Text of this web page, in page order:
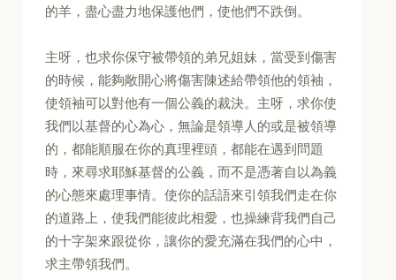
的羊，盡心盡力地保護他們，使他們不跌倒。
主呀，也求你保守被帶領的弟兄姐妹，當受到傷害
的時候，能夠敞開心將傷害陳述給帶領他的領袖，
使領袖可以對他有一個公義的裁決。主呀，求你使
我們以基督的心為心，無論是領導人的或是被領導
的，都能順服在你的真理裡頭，都能在遇到問題
時，來尋求耶穌基督的公義，而不是憑著自以為義
的心態來處理事情。使你的話語來引領我們走在你
的道路上，使我們能彼此相愛，也操練背我們自己
的十字架來跟從你，讓你的愛充滿在我們的心中，
求主帶領我們。